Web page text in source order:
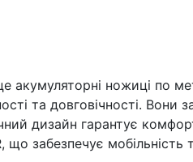
акумуляторні ножиці по
та довговічності. Вони
дизайн гарантує
що забезпечує